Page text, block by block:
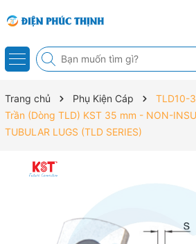
Trang chủ Phụ Kiện Cáp
TLD10-
Trần (Dòng TLD) KST 35 mm - NON-
TUBULAR LUGS (TLD SERIES)